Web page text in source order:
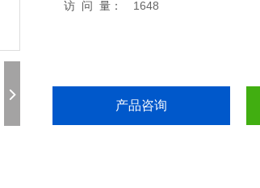
访 问 量：
1648
产品咨询